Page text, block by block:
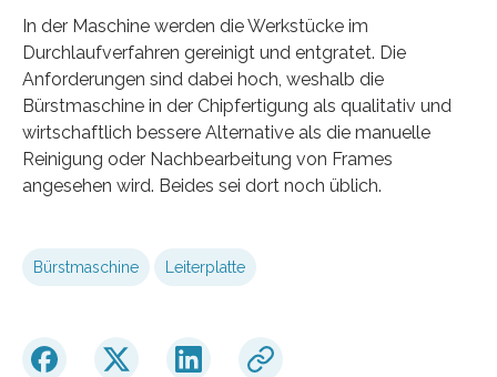
In der Maschine werden die Werkstücke im
Durchlaufverfahren gereinigt und entgratet. Die
Anforderungen sind dabei hoch, weshalb die
Bürstmaschine in der Chipfertigung als qualitativ und
wirtschaftlich bessere Alternative als die manuelle
Reinigung oder Nachbearbeitung von Frames
angesehen wird. Beides sei dort noch üblich.
Bürstmaschine Leiterplatte